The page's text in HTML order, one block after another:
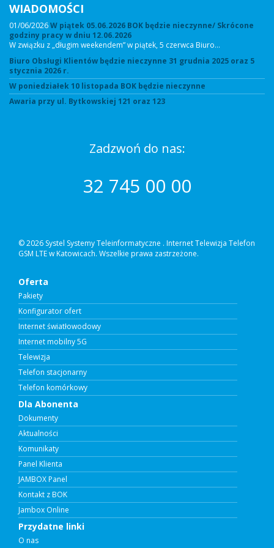
WIADOMOŚCI
01/06/2026W piątek 05.06.2026 BOK będzie nieczynne/ Skrócone
godziny pracy w dniu 12.06.2026
W związku z „długim weekendem” w piątek, 5 czerwca Biuro…
Biuro Obsługi Klientów będzie nieczynne 31 grudnia 2025 oraz 5
stycznia 2026 r.
W poniedziałek 10 listopada BOK będzie nieczynne
Awaria przy ul. Bytkowskiej 121 oraz 123
Zadzwoń do nas:
32 745 00 00
© 2026 Systel Systemy Teleinformatyczne . Internet Telewizja Telefon
GSM LTE w Katowicach. Wszelkie prawa zastrzeżone.
Oferta
Pakiety
Konfigurator ofert
Internet światłowodowy
Internet mobilny 5G
Telewizja
Telefon stacjonarny
Telefon komórkowy
Dla Abonenta
Dokumenty
Aktualności
Komunikaty
Panel Klienta
JAMBOX Panel
Kontakt z BOK
Jambox Online
Przydatne linki
O nas